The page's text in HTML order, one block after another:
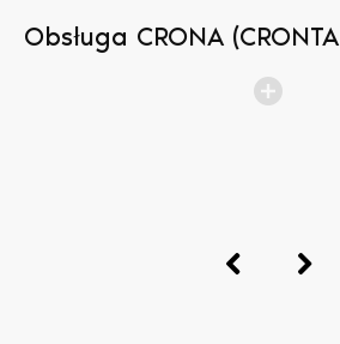
Obsługa CRONA